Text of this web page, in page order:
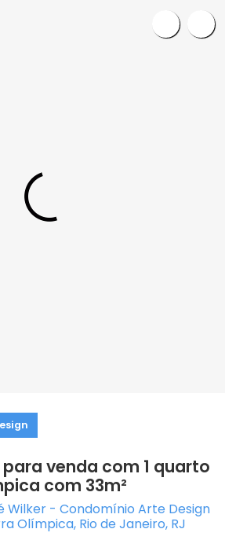
venda com 1 quarto
com 33m²
Wilker - Condomínio Arte Design
Olímpica, Rio de Janeiro, RJ